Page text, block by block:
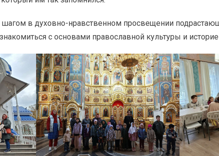
в духовно-нравственном просвещении
с основами православной культуры и